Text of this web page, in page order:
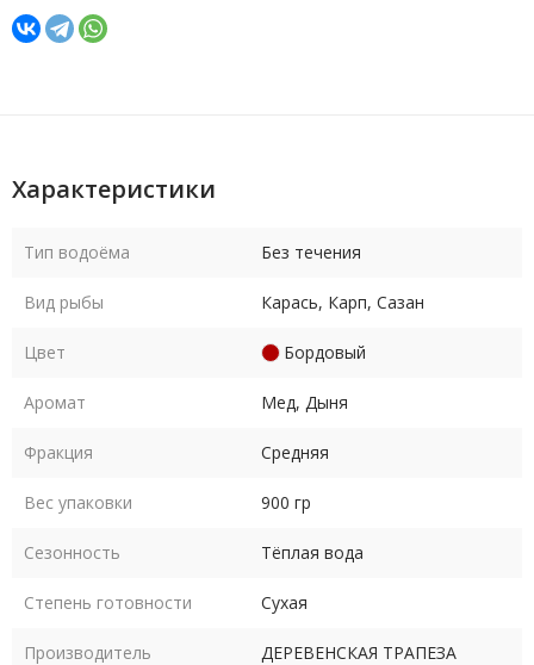
Характеристики
Тип водоёма Без течения
Вид рыбы Карась, Карп, Сазан
Цвет Бордовый
Аромат Мед, Дыня
Фракция Средняя
Вес упаковки 900 гр
Сезонность Тёплая вода
Степень готовности Сухая
Производитель ДЕРЕВЕНСКАЯ ТРАПЕЗА